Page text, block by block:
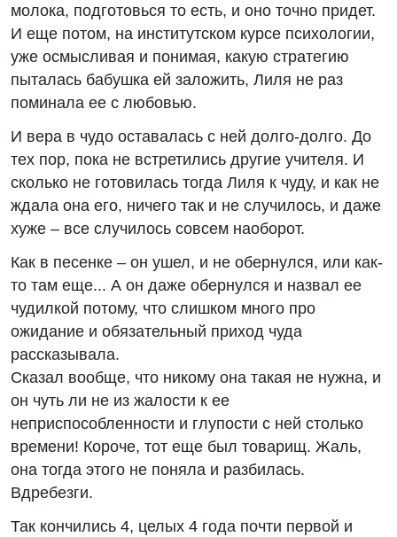
молока, подготовься то есть, и оно точно придет.
И еще потом, на институтском курсе психологии,
уже осмысливая и понимая, какую стратегию
пыталась бабушка ей заложить, Лиля не раз
поминала ее с любовью.
И вера в чудо оставалась с ней долго-долго. До
тех пор, пока не встретились другие учителя. И
сколько не готовилась тогда Лиля к чуду, и как не
ждала она его, ничего так и не случилось, и даже
хуже – все случилось совсем наоборот.
Как в песенке – он ушел, и не обернулся, или как-
то там еще... А он даже обернулся и назвал ее
чудилкой потому, что слишком много про
ожидание и обязательный приход чуда
рассказывала.
Сказал вообще, что никому она такая не нужна, и
он чуть ли не из жалости к ее
неприспособленности и глупости с ней столько
времени! Короче, тот еще был товарищ. Жаль,
она тогда этого не поняла и разбилась.
Вдребезги.
Так кончились 4, целых 4 года почти первой и